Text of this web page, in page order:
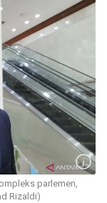
parlemen,
Rizaldi)